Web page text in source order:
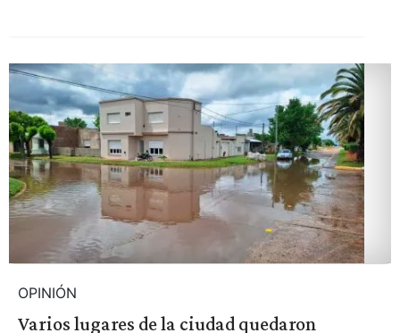
OPINIÓN
Varios lugares de la ciudad quedaron